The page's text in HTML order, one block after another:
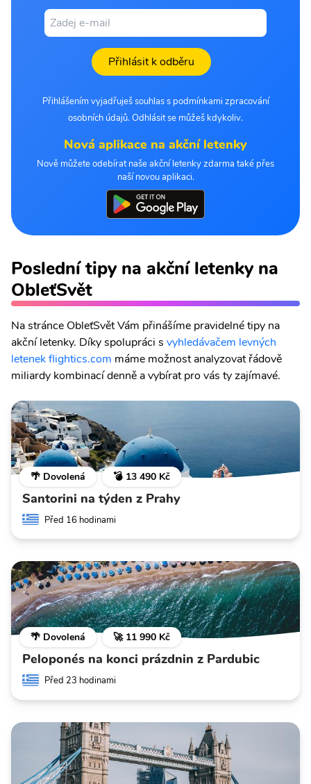
Přihlásit k odběru
Přihlášením vyjadřuješ souhlas s podmínkami zpracování
osobních údajů. Odhlásit se můžeš kdykoliv.
Nová aplikace na akční letenky
Nově můžete odebírat naše akční letenky zdarma také přes
naší novou aplikaci.
Poslední tipy na akční letenky na
ObleťSvět
Na stránce ObleťSvět Vám přinášíme pravidelné tipy na
akční letenky. Díky spolupráci s vyhledávačem levných
letenek flightics.com máme možnost analyzovat řádově
miliardy kombinací denně a vybírat pro vás ty zajímavé.
🌴 Dovolená 💣 13 490 Kč
Santorini na týden z Prahy
Před 16 hodinami
🌴 Dovolená 🚀 11 990 Kč
Peloponés na konci prázdnin z Pardubic
Před 23 hodinami